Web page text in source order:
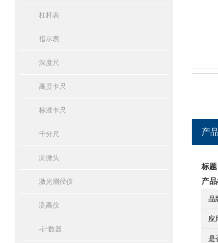
杠杆表
指示表
深度尺
高度卡尺
标准卡尺
千分尺
测微头
激光测径仪
测高仪
-计数器
产
标
产
品
应
是